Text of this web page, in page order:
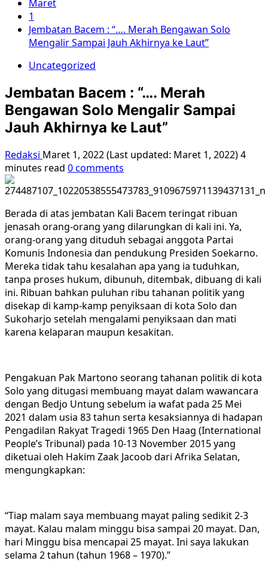
Maret
1
Jembatan Bacem : “…. Merah Bengawan Solo
Mengalir Sampai Jauh Akhirnya ke Laut”
Uncategorized
Jembatan Bacem : “…. Merah
Bengawan Solo Mengalir Sampai
Jauh Akhirnya ke Laut”
Redaksi Maret 1, 2022 (Last updated: Maret 1, 2022)4
minutes read 0 comments
Berada di atas jembatan Kali Bacem teringat ribuan
jenasah orang-orang yang dilarungkan di kali ini. Ya,
orang-orang yang dituduh sebagai anggota Partai
Komunis Indonesia dan pendukung Presiden Soekarno.
Mereka tidak tahu kesalahan apa yang ia tuduhkan,
tanpa proses hukum, dibunuh, ditembak, dibuang di kali
ini. Ribuan bahkan puluhan ribu tahanan politik yang
disekap di kamp-kamp penyiksaan di kota Solo dan
Sukoharjo setelah mengalami penyiksaan dan mati
karena kelaparan maupun kesakitan.
Pengakuan Pak Martono seorang tahanan politik di kota
Solo yang ditugasi membuang mayat dalam wawancara
dengan Bedjo Untung sebelum ia wafat pada 25 Mei
2021 dalam usia 83 tahun serta kesaksiannya di hadapan
Pengadilan Rakyat Tragedi 1965 Den Haag (International
People’s Tribunal) pada 10-13 November 2015 yang
diketuai oleh Hakim Zaak Jacoob dari Afrika Selatan,
mengungkapkan:
“Tiap malam saya membuang mayat paling sedikit 2-3
mayat. Kalau malam minggu bisa sampai 20 mayat. Dan,
hari Minggu bisa mencapai 25 mayat. Ini saya lakukan
selama 2 tahun (tahun 1968 – 1970).”